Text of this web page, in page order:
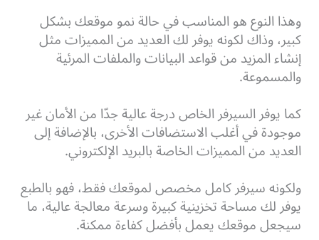
وهذا النوع هو المناسب في حالة نمو موقعك بشكل
كبير، وذاك لكونه يوفر لك العديد من المميزات مثل
إنشاء المزيد من قواعد البيانات والملفات المرئية
والمسموعة.
كما يوفر السيرفر الخاص درجة عالية جدّا من الأمان غير
موجودة في أغلب الاستضافات الأخرى، بالإضافة إلى
العديد من المميزات الخاصة بالبريد الإلكتروني.
ولكونه سيرفر كامل مخصص لموقعك فقط، فهو بالطبع
يوفر لك مساحة تخزينية كبيرة وسرعة معالجة عالية، ما
سيجعل موقعك يعمل بأفضل كفاءة ممكنة.